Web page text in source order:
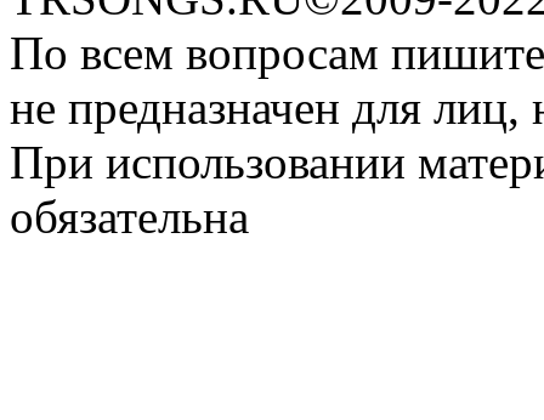
По всем вопросам
не предназначен для
При использовании
обязательна